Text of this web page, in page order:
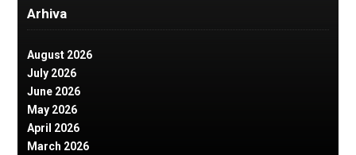
Arhiva
August 2026
July 2026
June 2026
May 2026
April 2026
March 2026